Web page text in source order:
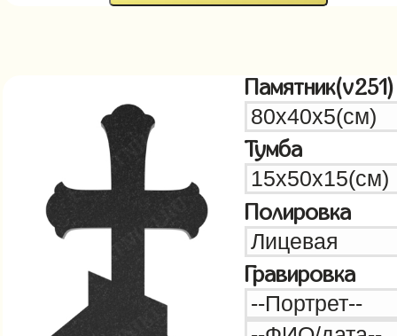
Памятник(v251)
Тумба
Полировка
Гравировка